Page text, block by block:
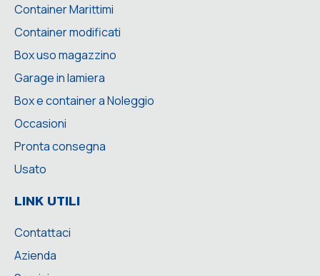
Container Marittimi
Container modificati
Box uso magazzino
Garage in lamiera
Box e container a Noleggio
Occasioni
Pronta consegna
Usato
LINK UTILI
Contattaci
Azienda